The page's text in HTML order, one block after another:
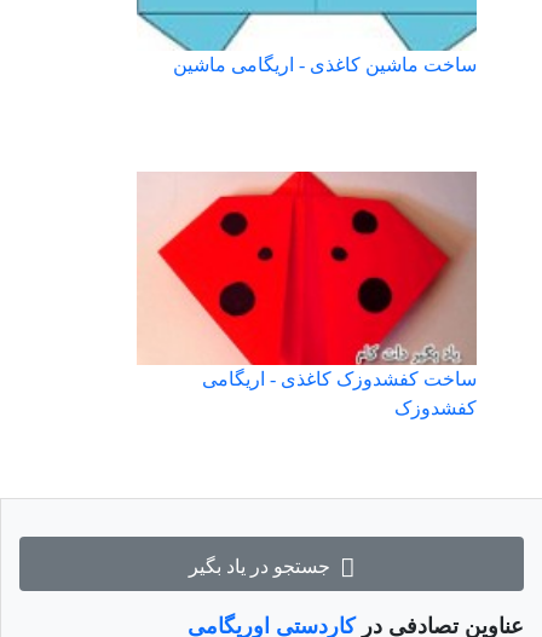
جستجو در یاد بگیر
عناوین تصادفی درکاردستی اوریگامی
ساخت ماشین کاغذی - اریگامی ماشین
ساخت کفشدوزک کاغذی - اریگامی
کفشدوزک